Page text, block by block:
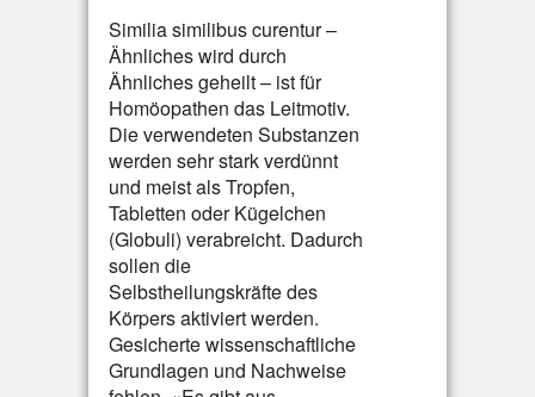
Similia similibus curentur –
Ähnliches wird durch
Ähnliches geheilt – ist für
Homöopathen das Leitmotiv.
Die verwendeten Substanzen
werden sehr stark verdünnt
und meist als Tropfen,
Tabletten oder Kügelchen
(Globuli) verabreicht. Dadurch
sollen die
Selbstheilungskräfte des
Körpers aktiviert werden.
Gesicherte wissenschaftliche
Grundlagen und Nachweise